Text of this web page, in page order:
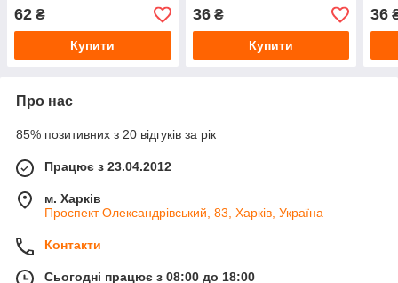
62 ₴
Купити
36₴
Купити
36
Про нас
85% позитивних з 20 відгуків за рік
Працює з 23.04.2012
м. Харків
Проспект Олександрівський, 83, Харків, Україна
Контакти
Сьогодні працює з 08:00 до 18:00